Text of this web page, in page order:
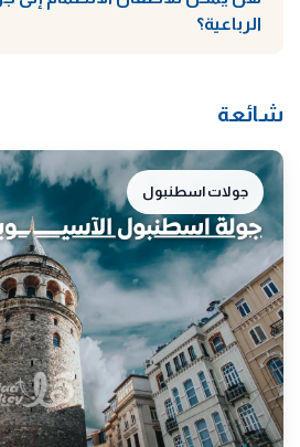
الرباعية؟
شائعة
جولات اسطنبول